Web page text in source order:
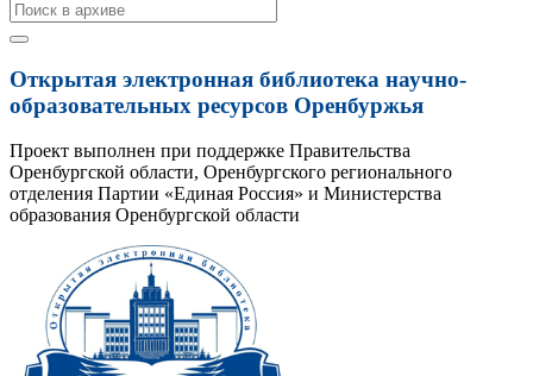
Открытая электронная библиотека научно-
образовательных ресурсов Оренбуржья
Проект выполнен при поддержке Правительства
Оренбургской области, Оренбургского регионального
отделения Партии «Единая Россия» и Министерства
образования Оренбургской области